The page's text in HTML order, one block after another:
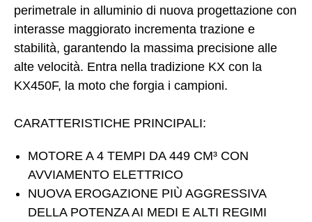
perimetrale in alluminio di nuova progettazione con
interasse maggiorato incrementa trazione e
stabilità, garantendo la massima precisione alle
alte velocità. Entra nella tradizione KX con la
KX450F, la moto che forgia i campioni.
CARATTERISTICHE PRINCIPALI:
MOTORE A 4 TEMPI DA 449 CM³ CON
AVVIAMENTO ELETTRICO
NUOVA EROGAZIONE PIÙ AGGRESSIVA
DELLA POTENZA AI MEDI E ALTI REGIMI